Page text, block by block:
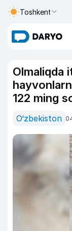
Toshkent
Olmaliqda
122 ming
O‘zbekiston